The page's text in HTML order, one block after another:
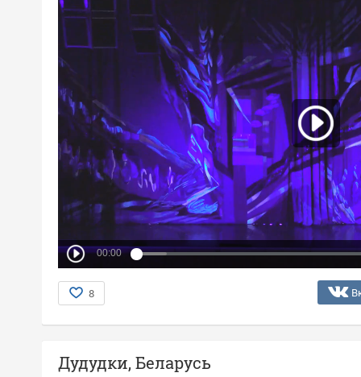
00:00
8
Дудудки, Беларусь